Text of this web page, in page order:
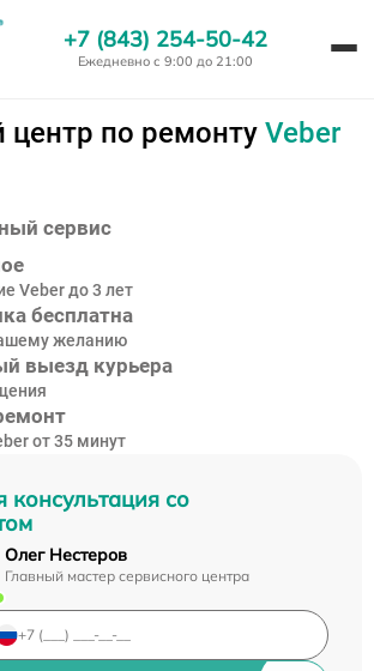
+7 (843) 254-50-42
Ежедневно с 9:00 до 21:00
по ремонту Veber
консультация со
Олег Нестеров
Главный мастер сервисного центра
сервис
Veber до 3 лет
бесплатна
желанию
выезд курьера
от 35 минут